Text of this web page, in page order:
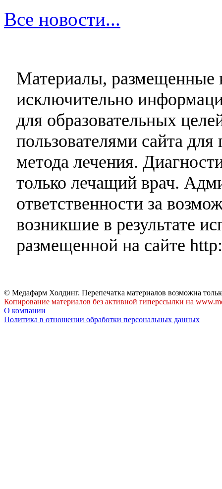
Все новости...
Материалы, размещенные
исключительно
для образовательных
пользователями сайта
метода лечения.
только лечащий врач.
ответственности за
возникшие в результате
размещенной на сайте
© Медафарм Холдинг. Перепечатка материалов возможна
Копирование материалов без активной гиперссылки на
О компании
Политика в отношении обработки персональных данных